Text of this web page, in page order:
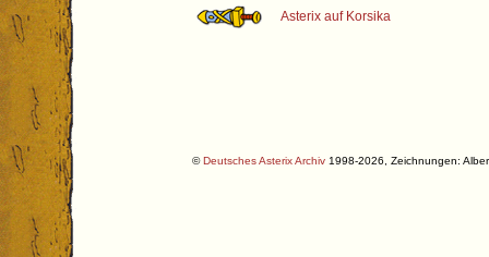
Asterix auf Korsika
©Deutsches Asterix Archiv1998-2026, Zeichnungen: